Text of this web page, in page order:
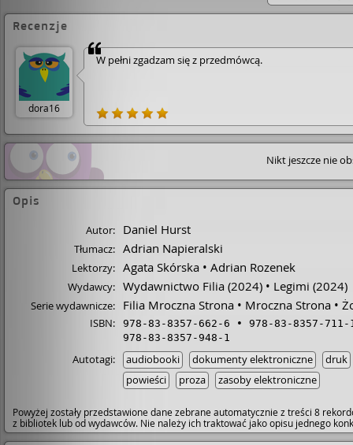
Recenzje
dora16
W pełni zgadzam się z przedmówcą.
Nikt jeszcze nie
Opis
Autor: Daniel Hurst
Tłumacz: Adrian Napieralski
Lektorzy: Agata Skórska Adrian Rozenek
Wydawcy: Wydawnictwo Filia (2024) Legimi (2024)
Serie wydawnicze: Filia Mroczna Strona Mroczna Strona
ISBN: 978-83-8357-662-6
978-83-8357-711-
978-83-8357-948-1
Autotagi: audiobooki dokumenty elektroniczne
druk
powieści
proza zasoby elektroniczne
Powyżej zostały przedstawione dane zebrane automatycznie z treści 8
z bibliotek lub od wydawców. Nie należy ich traktować jako opisu jednego